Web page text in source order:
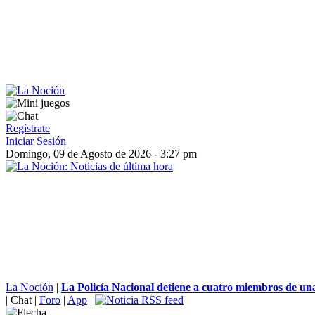
Regístrate
Iniciar Sesión
Domingo, 09 de Agosto de 2026 - 3:27 pm
La Noción | La Policía Nacional detiene a cuatro miembros de
| Chat | Foro | App |